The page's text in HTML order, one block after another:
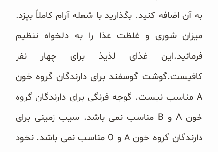
به آن اضافه کنید. بگذارید با شعله آرام کاملاً بپزد.
میزان شوری و غلظت غذا را به دلخواه تنظیم
فرمائید.این غذای لذیذ برای چهار نفر
کافیست.گوشت گوسفند برای دارندگان گروه خون
A مناسب نیست. گوجه فرنگی برای دارندگان گروه
خون A و B مناسب نمی باشد. سیب زمینی برای
دارندگان گروه خون A و O مناسب نمی باشد. نخود